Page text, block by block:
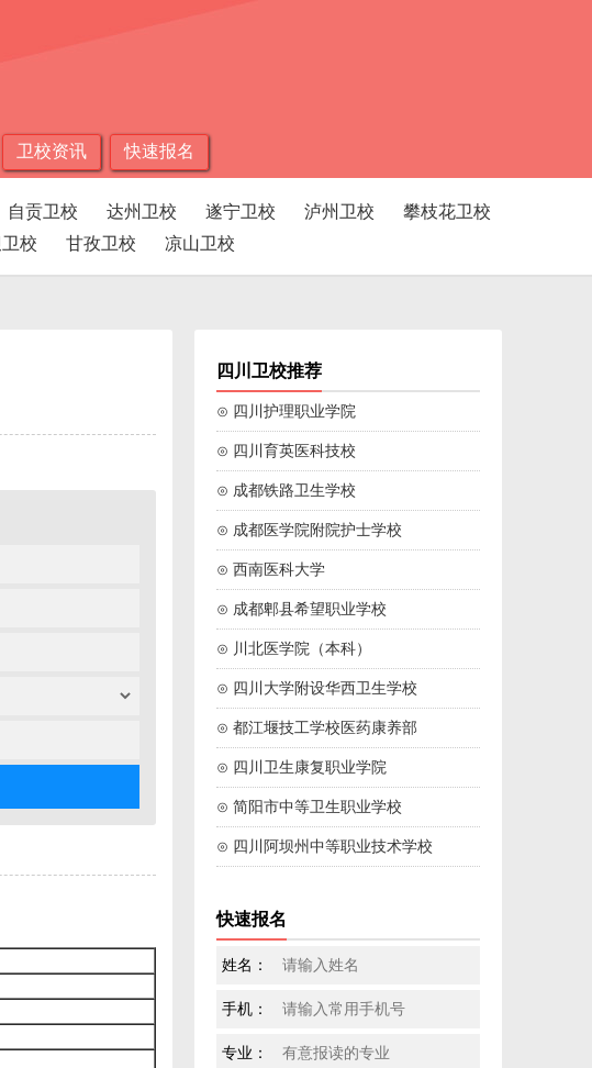
卫校资讯 快速报名
自贡卫校 达州卫校 遂宁卫校 泸州卫校
攀枝花卫校
校 甘孜卫校 凉山卫校
四川卫校推荐
⊙ 四川护理职业学院
⊙ 四川育英医科技校
⊙ 成都铁路卫生学校
⊙ 成都医学院附院护士学校
⊙ 西南医科大学
⊙ 成都郫县希望职业学校
⊙ 川北医学院（本科）
⊙ 四川大学附设华西卫生学校
⊙ 都江堰技工学校医药康养部
⊙ 四川卫生康复职业学院
⊙ 简阳市中等卫生职业学校
⊙ 四川阿坝州中等职业技术学校
快速报名
姓名：
手机：
专业：